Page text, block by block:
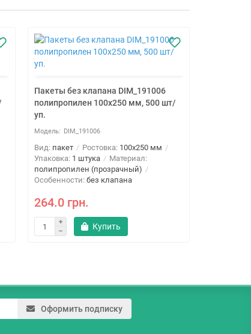
Пакеты без клапана DIM_191006
полипропилен 100x250 мм, 500 шт/
уп.
DIM_191006
Вид: пакет Ростовка: 100x250 мм
Упаковка: 1 штука
Материал:
полипропилен (прозрачный)
Особенности: без клапана
264.0 грн.
Купить
Оформить подписку